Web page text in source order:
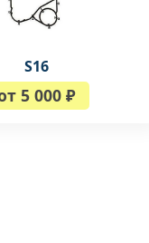
S16
5 000 ₽